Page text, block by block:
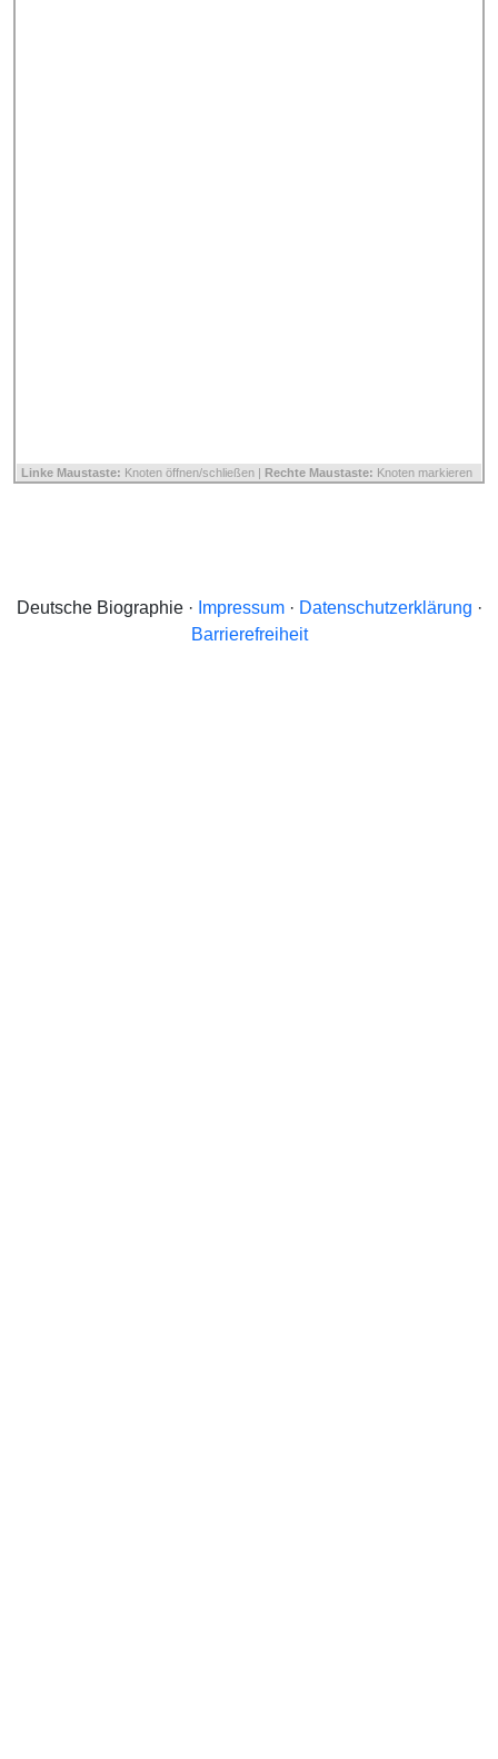
Linke Maustaste: Knoten öffnen/schließen | Rechte Maustaste: Knoten markieren
Deutsche Biographie · Impressum· Datenschutzerklärung ·
Barrierefreiheit